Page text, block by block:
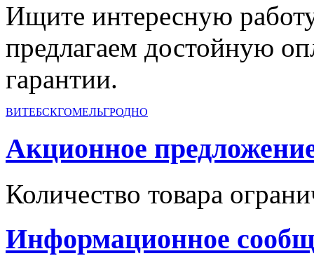
Ищите интересную
предлагаем достойную
гарантии.
ВИТЕБСКГОМЕЛЬГРОДНО
Акционное
Количество товара
Информационное